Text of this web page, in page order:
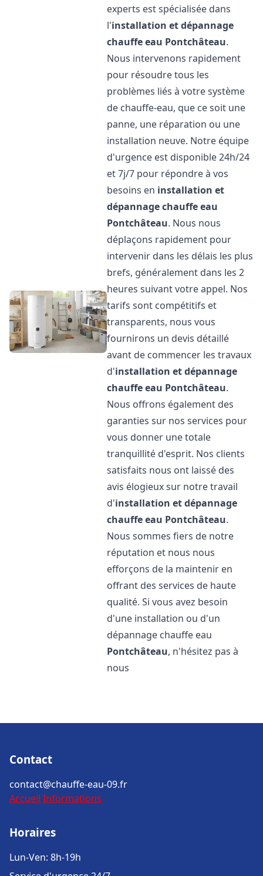
experts est spécialisée dans
l'installation et dépannage
chauffe eau Pontchâteau.
Nous intervenons rapidement
pour résoudre tous les
problèmes liés à votre système
de chauffe-eau, que ce soit une
panne, une réparation ou une
installation neuve. Notre équipe
d'urgence est disponible 24h/24
et 7j/7 pour répondre à vos
besoins en installation et
dépannage chauffe eau
Pontchâteau. Nous nous
déplaçons rapidement pour
intervenir dans les délais les plus
brefs, généralement dans les 2
heures suivant votre appel. Nos
tarifs sont compétitifs et
transparents, nous vous
fournirons un devis détaillé
avant de commencer les travaux
d'installation et dépannage
chauffe eau Pontchâteau.
Nous offrons également des
garanties sur nos services pour
vous donner une totale
tranquillité d'esprit. Nos clients
satisfaits nous ont laissé des
avis élogieux sur notre travail
d'installation et dépannage
chauffe eau Pontchâteau.
Nous sommes fiers de notre
réputation et nous nous
efforçons de la maintenir en
offrant des services de haute
qualité. Si vous avez besoin
d'une installation ou d'un
dépannage chauffe eau
Pontchâteau, n'hésitez pas à
nous
Contact
contact@chauffe-eau-09.fr
Accueil Informations
Horaires
Lun-Ven: 8h-19h